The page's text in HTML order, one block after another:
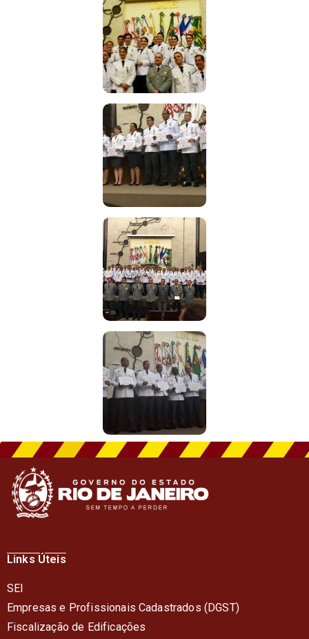
Links Úteis
SEI
Empresas e Profissionais Cadastrados (DGST)
Fiscalização de Edificações